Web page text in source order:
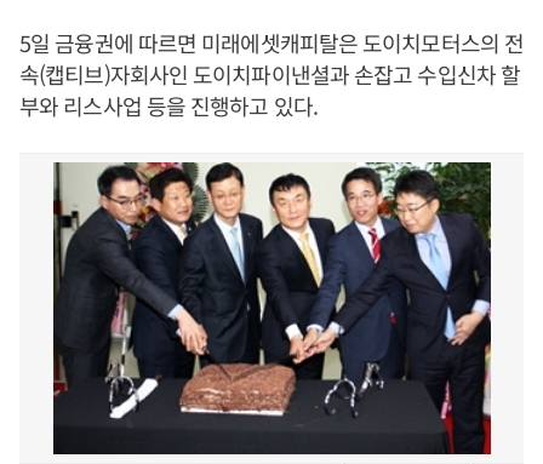
5일 금융권에 따르면 미래에셋캐피탈은 도이치모터스의 전
속(캡티브)자회사인 도이치파이낸셜과 손잡고 수입신차 할
부와 리스사업 등을 진행하고 있다.